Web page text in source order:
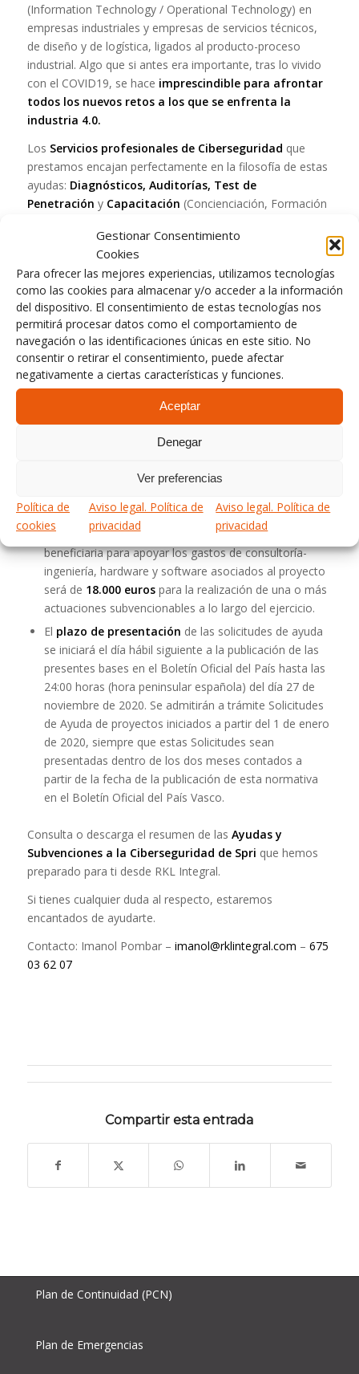
Gestionar Consentimiento
Cookies
Para ofrecer las mejores experiencias, utilizamos tecnologías
como las cookies para almacenar y/o acceder a la información
del dispositivo. El consentimiento de estas tecnologías nos
permitirá procesar datos como el comportamiento de
navegación o las identificaciones únicas en este sitio. No
consentir o retirar el consentimiento, puede afectar
negativamente a ciertas características y funciones.
Aceptar
Denegar
Ver preferencias
Política de
cookies
Aviso legal. Política de
privacidad
Aviso legal. Política de
privacidad
(Information Technology / Operational Technology) en
empresas industriales y empresas de servicios técnicos,
de diseño y de logística, ligados al producto-proceso
industrial. Algo que si antes era importante, tras lo vivido
con el COVID19, se hace imprescindible para afrontar
todos los nuevos retos a los que se enfrenta la
industria 4.0.
Los Servicios profesionales de Ciberseguridad que
prestamos encajan perfectamente en la filosofía de estas
ayudas: Diagnósticos, Auditorías, Test de
Penetración y Capacitación (Concienciación, Formación
Además, el equipo de
recursos personales para poder ayudarle a conseguir las
ayudas en ciberseguridad industrialy guiarles en su
implantación.
Estos son los detalles más relevantes de lasAyudas y
Subvenciones en Ciberseguridad Industrial
puestas en
marcha por la SPRI.
entidades beneficiariasy
final de este artículo. El porcentaje de subvención
máximos aceptados» para el proyecto por cada uno de
en ese mismo artículo) será del
50%.
La
subvención máxima
anual por empresa
beneficiaria para apoyar los gastos de consultoría-
ingeniería, hardware y software asociados al proyecto
será de 18.000 eurospara la realización de una o más
actuaciones subvencionables a lo largo del ejercicio.
El plazo de presentación de las solicitudes de ayuda
se iniciará el día hábil siguiente a la publicación de las
presentes bases en el Boletín Oficial del País hasta las
24:00 horas (hora peninsular española) del día 27 de
noviembre de 2020. Se admitirán a trámite Solicitudes
de Ayuda de proyectos iniciados a partir del 1 de enero
de 2020, siempre que estas Solicitudes sean
presentadas dentro de los dos meses contados a
partir de la fecha de la publicación de esta normativa
en el Boletín Oficial del País Vasco.
Consulta o descarga el resumen de las Ayudas y
Subvenciones a la Ciberseguridad de Spri que hemos
preparado para ti desde RKL Integral.
Si tienes cualquier duda al respecto, estaremos
encantados de ayudarte.
Contacto: Imanol Pombar – imanol@rklintegral.com – 675
03 62 07
Compartir esta entrada
Plan de Continuidad (PCN)
Plan de Emergencias